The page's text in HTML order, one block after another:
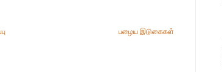
பழைய இடுகைகள்